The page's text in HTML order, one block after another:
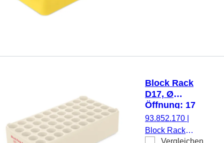
Block Rack
D17, Ø
Öffnung: 17
mm, 5 x 10,
cremeweiß
93.852.170
Block Rack
Vergleichen